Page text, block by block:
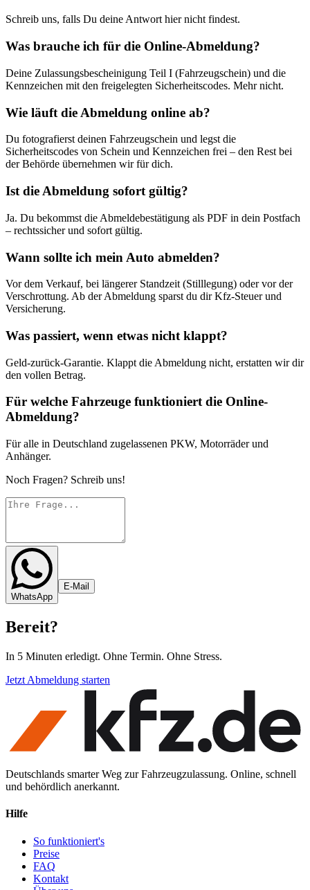
Schreib uns, falls Du deine Antwort hier nicht findest.
Was brauche ich für die Online-Abmeldung?
Deine Zulassungsbescheinigung Teil I (Fahrzeugschein) und die
Kennzeichen mit den freigelegten Sicherheitscodes. Mehr nicht.
Wie läuft die Abmeldung online ab?
Du fotografierst deinen Fahrzeugschein und legst die
Sicherheitscodes von Schein und Kennzeichen frei – den Rest bei
der Behörde übernehmen wir für dich.
Ist die Abmeldung sofort gültig?
Ja. Du bekommst die Abmeldebestätigung als PDF in dein Postfach
– rechtssicher und sofort gültig.
Wann sollte ich mein Auto abmelden?
Vor dem Verkauf, bei längerer Standzeit (Stilllegung) oder vor der
Verschrottung. Ab der Abmeldung sparst du dir Kfz-Steuer und
Versicherung.
Was passiert, wenn etwas nicht klappt?
Geld-zurück-Garantie. Klappt die Abmeldung nicht, erstatten wir dir
den vollen Betrag.
Für welche Fahrzeuge funktioniert die Online-
Abmeldung?
Für alle in Deutschland zugelassenen PKW, Motorräder und
Anhänger.
Noch Fragen? Schreib uns!
WhatsApp
E-Mail
Bereit?
In 5 Minuten erledigt. Ohne Termin. Ohne Stress.
Jetzt Abmeldung starten
Deutschlands smarter Weg zur Fahrzeugzulassung. Online, schnell
und behördlich anerkannt.
Hilfe
So funktioniert's
Preise
FAQ
Kontakt